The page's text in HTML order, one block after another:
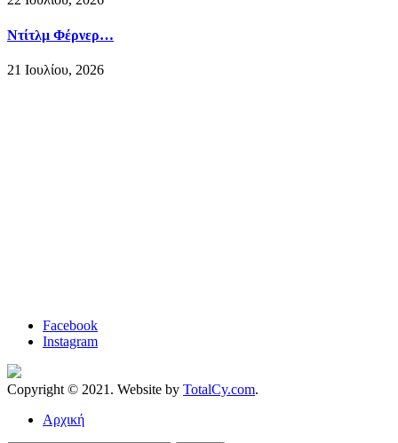
Ντίτλμ Φέρνερ…
21 Ιουλίου, 2026
Facebook
Instagram
Copyright © 2021. Website by TotalCy.com.
Αρχική